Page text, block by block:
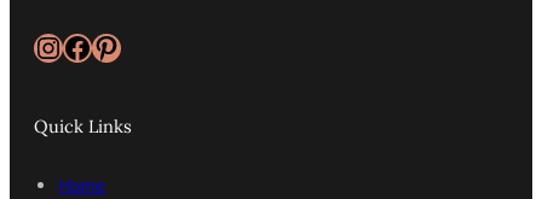
InstagramFacebook Pinterest
Quick Links
Home